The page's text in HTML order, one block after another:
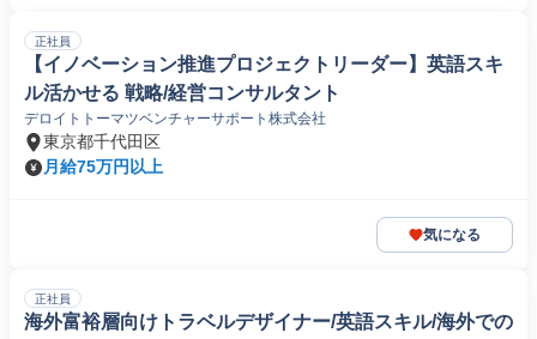
正社員
【イノベーション推進プロジェクトリーダー】英語スキ
ル活かせる 戦略/経営コンサルタント
デロイトトーマツベンチャーサポート株式会社
東京都千代田区
月給75万円以上
気になる
正社員
海外富裕層向けトラベルデザイナー/英語スキル/海外での